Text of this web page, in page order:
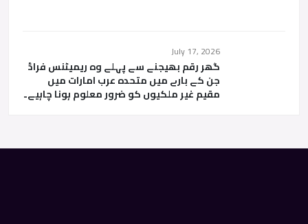
July 17, 2026
گھر رقم بھیجنے سے پہلے وہ ریمیٹنس فراڈ
جن کے بارے میں متحدہ عرب امارات میں
مقیم غیر ملکیوں کو ضرور معلوم ہونا چاہیے۔